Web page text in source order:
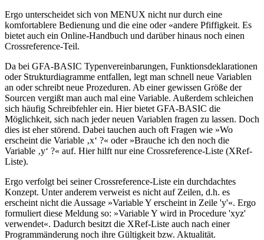
Ergo unterscheidet sich von MENUX nicht nur durch eine
komfortablere Bedienung und die eine oder «andere Pfiffigkeit. Es
bietet auch ein Online-Handbuch und darüber hinaus noch einen
Crossreference-Teil.
Da bei GFA-BASIC Typenvereinbarungen, Funktionsdeklarationen
oder Strukturdiagramme entfallen, legt man schnell neue Variablen
an oder schreibt neue Prozeduren. Ab einer gewissen Größe der
Sourcen vergißt man auch mal eine Variable. Außerdem schleichen
sich häufig Schreibfehler ein. Hier bietet GFA-BASIC die
Möglichkeit, sich nach jeder neuen Variablen fragen zu lassen. Doch
dies ist eher störend. Dabei tauchen auch oft Fragen wie »Wo
erscheint die Variable ‚x‘ ?« oder »Brauche ich den noch die
Variable ‚y‘ ?« auf. Hier hilft nur eine Crossreference-Liste (XRef-
Liste).
Ergo verfolgt bei seiner Crossreference-Liste ein durchdachtes
Konzept. Unter anderem verweist es nicht auf Zeilen, d.h. es
erscheint nicht die Aussage »Variable Y erscheint in Zeile 'y'«. Ergo
formuliert diese Meldung so: »Variable Y wird in Procedure 'xyz'
verwendet«. Dadurch besitzt die XRef-Liste auch nach einer
Programmänderung noch ihre Gültigkeit bzw. Aktualität.